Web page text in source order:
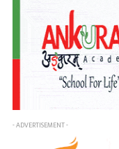
- ADVERTISEMENT -